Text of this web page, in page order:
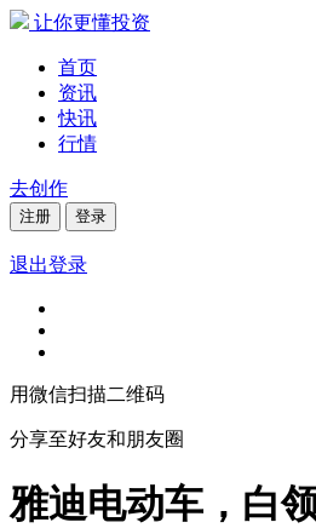
让你更懂投资
首页
资讯
快讯
行情
去创作
注册 登录
退出登录
用微信扫描二维码
分享至好友和朋友圈
雅迪电动车，白